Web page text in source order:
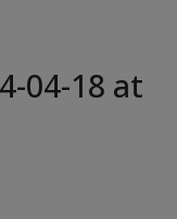
04-18 at